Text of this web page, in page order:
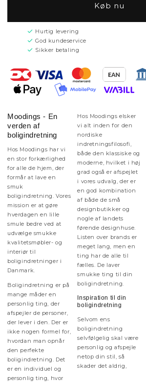
Køb nu
Hurtig levering
God kundeservice
Sikker betaling
Moodings - En
verden af
boligindretning
Hos Moodings har vi
en stor forkærlighed
for alle de hjem, der
formår at lave en
smuk
boligindretning. Vores
mission er at gøre
hverdagen en lille
smule bedre ved at
udvælge smukke
kvalitetsmøbler- og
interiør til
boligindretninger i
Danmark.
Boligindretning er på
mange måder en
personlig ting, der
afspejler de personer,
der lever i den. Der er
ikke nogen formel for,
hvordan man opnår
den perfekte
boligindretning. Det
er en individuel og
personlig ting, hvor
Hos Moodings elsker
vi alt inden for den
nordiske
indretningsfilosofi,
både den klassiske og
moderne, hvilket i høj
grad også er afspejlet
i vores udvalg, der er
en god kombination
af både de små
designbutikker og
nogle af landets
førende designhuse.
Listen over brands er
meget lang, men en
ting har de alle til
fælles. De laver
smukke ting til din
boligindretning.
Inspiration til din
boligindretning
Selvom ens
boligindretning
selvfølgelig skal være
personlig og afspejle
netop din stil, så
skader det aldrig,